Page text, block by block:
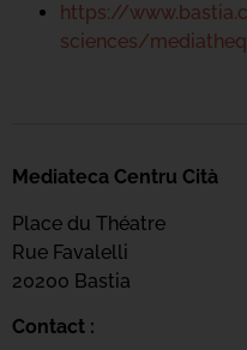
https://
sciences/
Mediateca Centru Cità
Place du Théatre
Rue Favalelli
20200 Bastia
Contact :